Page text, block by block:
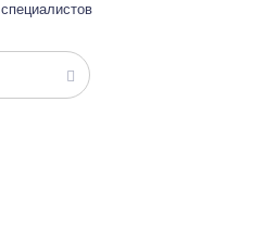
специалистов